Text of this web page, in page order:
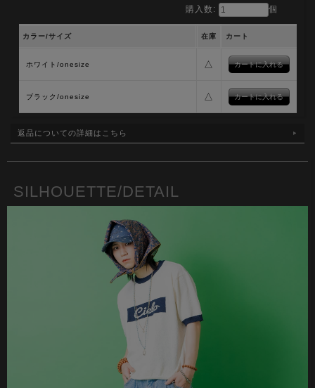
購入数: 個
カラー/サイズ 在庫 カート
ホワイト/onesize △
ブラック/onesize △
返品についての詳細はこちら
SILHOUETTE/DETAIL